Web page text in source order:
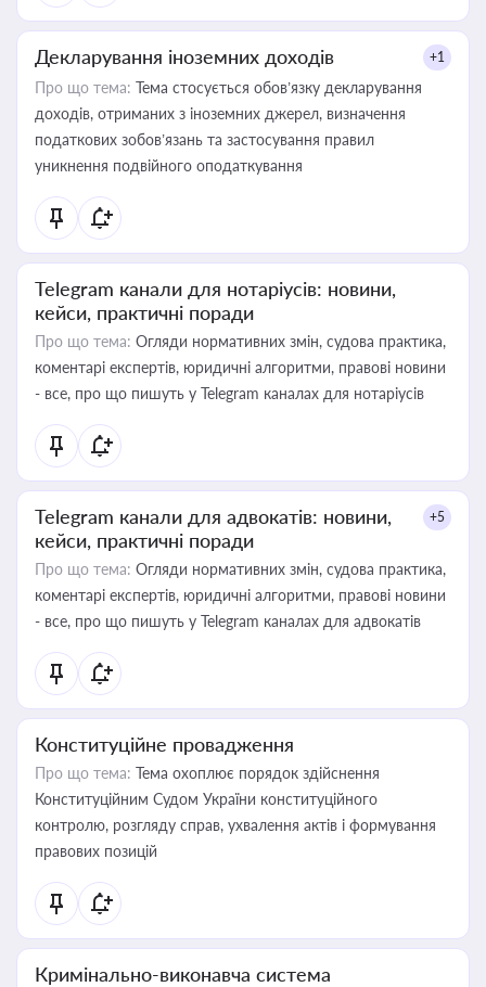
Декларування іноземних доходів +1
Про що тема: Тема стосується обов’язку декларування
доходів, отриманих з іноземних джерел, визначення
податкових зобов’язань та застосування правил
уникнення подвійного оподаткування
Telegram канали для нотаріусів: новини,
кейси, практичні поради
Про що тема: Огляди нормативних змін, судова практика,
коментарі експертів, юридичні алгоритми, правові новини
- все, про що пишуть у Telegram каналах для нотаріусів
Telegram канали для адвокатів: новини,
кейси, практичні поради
+5
Про що тема: Огляди нормативних змін, судова практика,
коментарі експертів, юридичні алгоритми, правові новини
- все, про що пишуть у Telegram каналах для адвокатів
Конституційне провадження
Про що тема: Тема охоплює порядок здійснення
Конституційним Судом України конституційного
контролю, розгляду справ, ухвалення актів і формування
правових позицій
Кримінально-виконавча система